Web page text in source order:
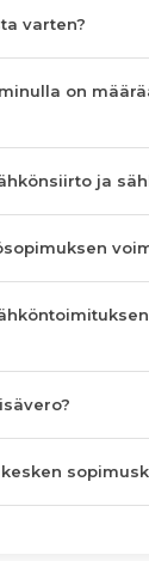
varten?
on
ja